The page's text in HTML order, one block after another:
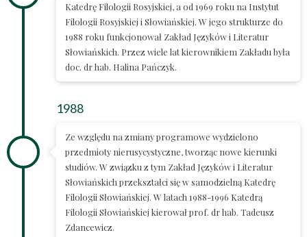
Katedrę Filologii Rosyjskiej, a od 1969 roku na Instytut
Filologii Rosyjskiej i Słowiańskiej. W jego strukturze do
1988 roku funkcjonował Zakład Języków i Literatur
Słowiańskich. Przez wiele lat kierownikiem Zakładu była
doc. dr hab. Halina Pańczyk.
1988
Ze względu na zmiany programowe wydzielono
przedmioty nierusycystyczne, tworząc nowe kierunki
studiów. W związku z tym Zakład Języków i Literatur
Słowiańskich przekształci się w samodzielną Katedrę
Filologii Słowiańskiej. W latach 1988-1996 Katedrą
Filologii Słowiańskiej kierował prof. dr hab. Tadeusz
Zdancewicz.